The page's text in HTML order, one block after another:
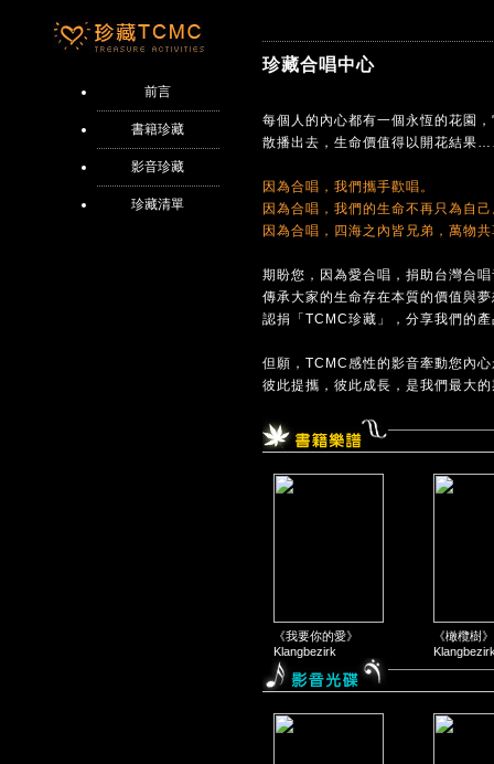
前言
書籍珍藏
影音珍藏
珍藏清單
珍藏合唱中心
每個人的內心都有一個永恆的花園
散播出去，生命價值得以開花結果
因為合唱，我們攜手歡唱。
因為合唱，我們的生命不再只為自
因為合唱，四海之內皆兄弟，萬物
期盼您，因為愛合唱，捐助台灣合
傳承大家的生命存在本質的價值與
認捐「TCMC珍藏」，分享我們的
但願，TCMC感性的影音牽動您內
彼此提攜，彼此成長，是我們最
《我要你的愛》
Klangbezirk
《橄欖樹》